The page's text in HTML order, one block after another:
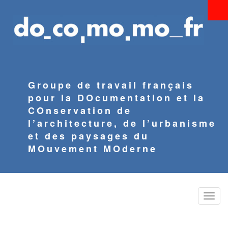
contenu
principal
Groupe de travail français
pour la DOcumentation et la
COnservation de
l’architecture, de l’urbanisme
et des paysages du
MOuvement MOderne
Toggle